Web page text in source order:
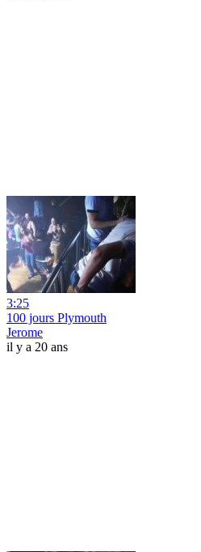
3:25
100 jours Plymouth
Jerome
il y a 20 ans